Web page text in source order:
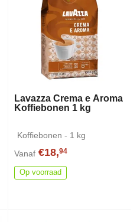
Lavazza Crema e Aroma
Koffiebonen 1 kg
Koffiebonen - 1 kg
Vanaf €18,94
Op voorraad